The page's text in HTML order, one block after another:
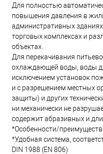
Для полностью
повышения давления в
административных
торговых комплексах и
объектах.
Для перекачивания
охлаждающей воды, воды
исключением установок
и с разрешением местных
защиты) и других
ни механически не
содержит абразивных и
*Особенности/
*Удобная система,
DIN 1988 (EN 806)